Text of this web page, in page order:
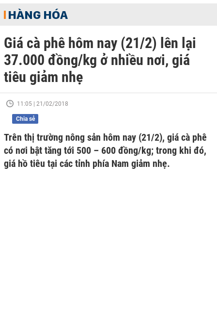
HÀNG HÓA
Giá cà phê hôm nay (21/2) lên lại
37.000 đồng/kg ở nhiều nơi, giá
tiêu giảm nhẹ
11:05 | 21/02/2018
Chia sẻ
Trên thị trường nông sản hôm nay (21/2), giá cà phê
có nơi bật tăng tới 500 – 600 đồng/kg; trong khi đó,
giá hồ tiêu tại các tỉnh phía Nam giảm nhẹ.